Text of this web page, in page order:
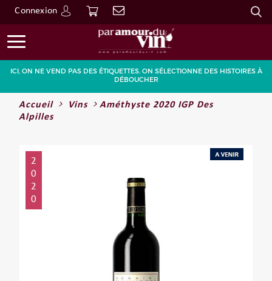
Connexion
Go
ICI, ON NE VEND PAS DES ÉTIQUETTES. ON SÉLECTIONNE DES HISTOIRES À
DÉBOUCHER
Accueil Vins
Améthyste 2020 IGP Des
Alpilles
2
0
2
0